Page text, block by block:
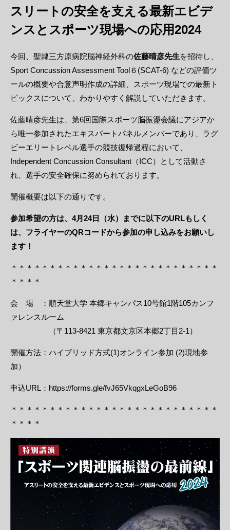
スリートの安全を支える最新エビデ
ンスとスポーツ現場への応用2024
今回、聖隷三方原病院脳神経外科の佐藤晴彦先生を招待し、
Sport Concussion Assessment Tool６(SCAT-6) などの評価ツ
ールの概要や合意声明作成の詳細、スポーツ現場での最新ト
ピックスについて、わかりやすく解説していただきます。
佐藤晴彦先生は、第6回国際スポーツ脳振盪会議にアジアか
ら唯一参加されたエキスパートパネルメンバーであり、ラグ
ビーエリートレベル選手の競技復帰過程において、
Independent Concussion Consultant（ICC）として活動さ
れ、選手の安全確保に努められております。
開催概要は以下の通りです。
参加希望の方は、4月24日（水）までに以下のURLもしく
は、フライヤーのQRコードから参加の申し込みをお願いし
ます！
＊＊＊＊＊＊＊＊＊＊＊＊＊＊＊＊＊＊＊＊＊＊＊＊＊＊＊
＊＊＊＊
会 場 ：順天堂大学 本郷キャンパス10号館1階105カンフ
ァレンスルーム
（〒113-8421 東京都文京区本郷2丁目2-1）
開催方法：ハイブリッド方式(1)オンライン参加 (2)現地参
加）
申込URL： https://forms.gle/fvJ65VkqgxLeGoB96
＊＊＊＊＊＊＊＊＊＊＊＊＊＊＊＊＊＊＊＊＊＊＊＊＊＊＊
＊＊＊＊